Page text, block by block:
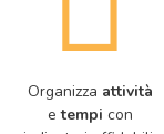
Organizza attività
etempi con